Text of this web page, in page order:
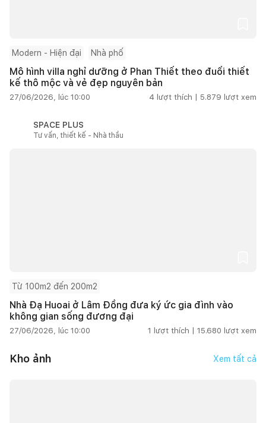
Modern - Hiện đại Nhà phố
Mô hình villa nghỉ dưỡng ở Phan Thiết theo đuổi thiết
kế thô mộc và vẻ đẹp nguyên bản
27/06/2026, lúc 10:00 4 lượt thích | 5.879 lượt xem
SPACE PLUS
Tư vấn, thiết kế - Nhà thầu
Từ 100m2 đến 200m2
Nhà Đạ Huoai ở Lâm Đồng đưa ký ức gia đình vào
không gian sống đương đại
27/06/2026, lúc 10:00 1 lượt thích | 15.680 lượt xem
Kho ảnh Xem tất cả